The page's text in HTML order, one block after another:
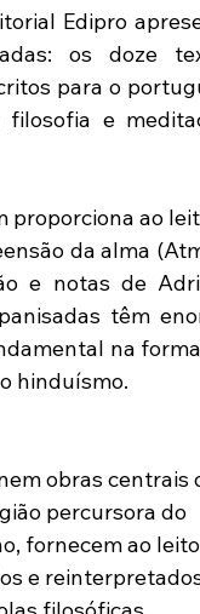
Edipro
os doze
para o
e
proporciona ao
da alma
e notas de
têm
na
hinduísmo.
percursora do
fornecem ao
e